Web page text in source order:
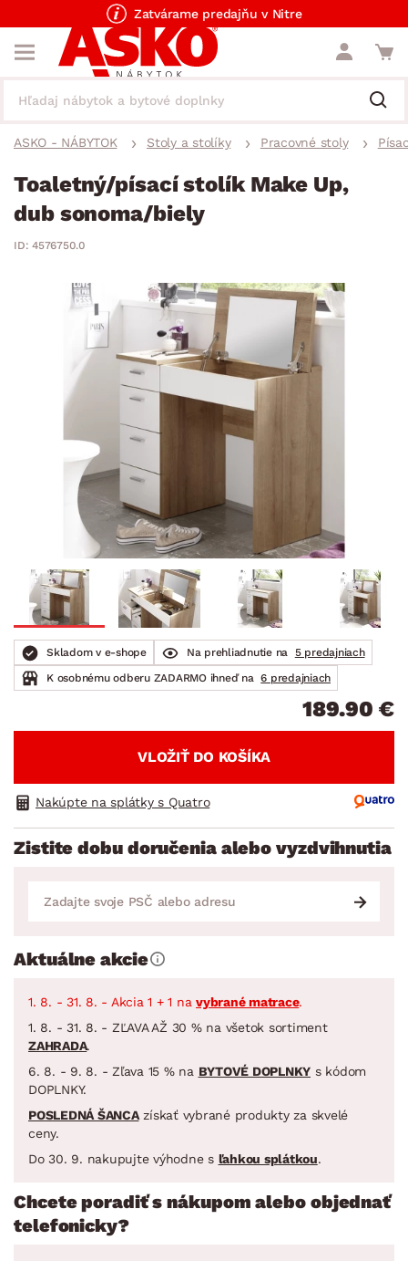
Zatvárame predajňu v Nitre
ASKO - NÁBYTOK Stoly a stolíky Pracovné stoly
Toaletný/písací stolík Make Up,
dub sonoma/biely
ID: 4576750.0
Skladom v e-shope Na prehliadnutie na
5 predajniach
K osobnému odberu ZADARMO ihneď na 6 predajniach
189.90 €
VLOŽIŤ DO KOŠÍKA
Nakúpte na splátky s Quatro
Zistite dobu doručenia alebo vyzdvihnutia
Aktuálne akcie
1. 8. - 31. 8. - Akcia 1 + 1 na vybrané matrace.
1. 8. - 31. 8. - ZĽAVA AŽ 30 % na všetok sortiment
ZAHRADA.
6. 8. - 9. 8. - Zľava 15 % na BYTOVÉ DOPLNKY s kódom
DOPLNKY.
POSLEDNÁ ŠANCAzískať vybrané produkty za skvelé
ceny.
Do 30. 9. nakupujte výhodne s ľahkou splátkou.
Chcete poradiť s nákupom alebo objednať
telefonicky?